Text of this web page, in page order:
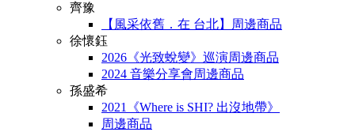
齊豫
【風采依舊．在 台北】周邊商品
徐懷鈺
2026《光致蛻變》巡演周邊商品
2024 音樂分享會周邊商品
孫盛希
2021《Where is SHI? 出沒地帶》
周邊商品